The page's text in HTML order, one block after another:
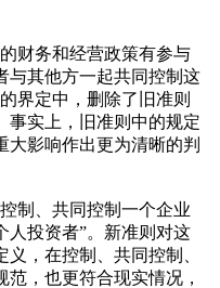
财务和经营政策有参与
与其他方一起共同控制这
界定中，删除了旧准则
事实上，旧准则中的规定
影响作出更为清晰的判
、共同控制一个企业
人投资者”。新准则对这
，在控制、共同控制、
，也更符合现实情况，